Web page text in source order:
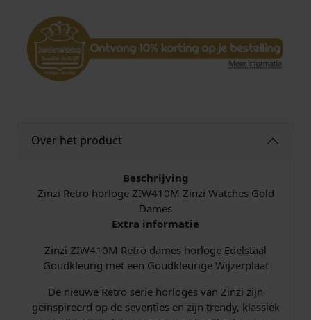
W
4
t
G
a
a
t
a
Over het product
Beschrijving
Zinzi Retro horloge ZIW410M Zinzi Watches Gold
Dames
Extra informatie
Zinzi ZIW410M Retro dames horloge Edelstaal
Goudkleurig met een Goudkleurige Wijzerplaat
De nieuwe Retro serie horloges van Zinzi zijn
geïnspireerd op de seventies en zijn trendy, klassiek